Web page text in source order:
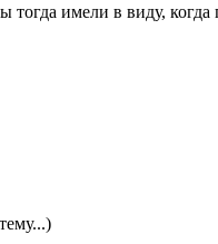
тогда имели в виду,